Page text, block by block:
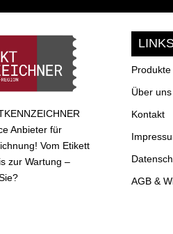
Anbieter für
Vom Etikett
zur Wartung –
Produkte
Über uns
Kontakt
AGB &